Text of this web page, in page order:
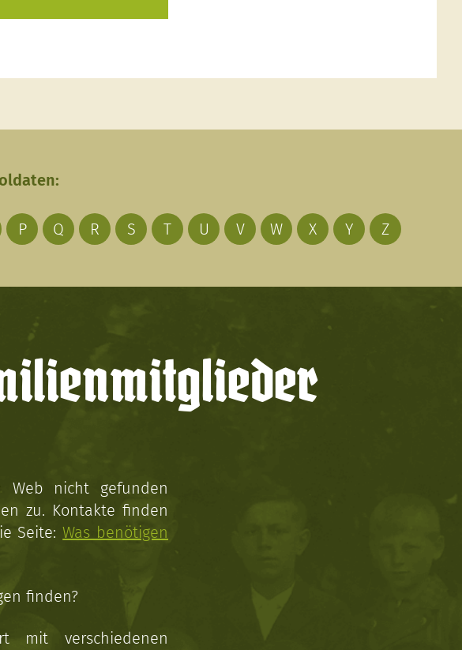
P Q R S T U V W X Y Z
Web nicht gefunden
zu. Kontakte finden
Seite:Was benötigen
finden?
mit verschiedenen